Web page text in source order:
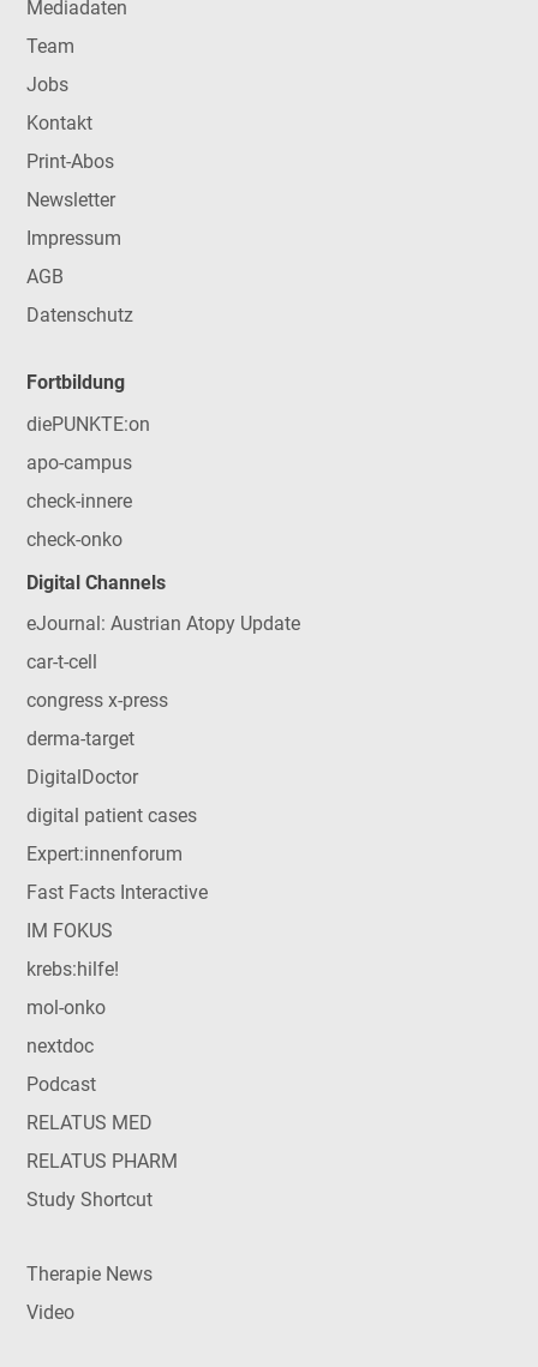
Mediadaten
Team
Jobs
Kontakt
Print-Abos
Newsletter
Impressum
AGB
Datenschutz
Fortbildung
diePUNKTE:on
apo-campus
check-innere
check-onko
Digital Channels
eJournal: Austrian Atopy Update
car-t-cell
congress x-press
derma-target
DigitalDoctor
digital patient cases
Expert:innenforum
Fast Facts Interactive
IM FOKUS
krebs:hilfe!
mol-onko
nextdoc
Podcast
RELATUS MED
RELATUS PHARM
Study Shortcut
Therapie News
Video